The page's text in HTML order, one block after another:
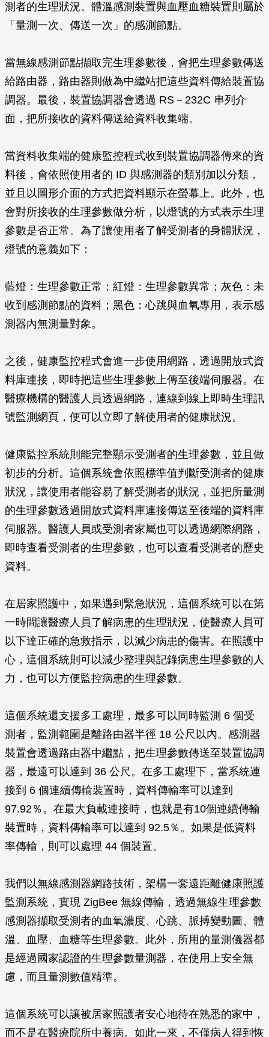
測者的生理狀況。體溫感測裝置與血壓血糖裝置則屬於
「量測一次、傳送一次」的感測節點。
當無線感測節點擷取完生理參數後，會把生理參數傳送
給路由器，路由器則做為中繼站把這些資料傳給裝置協
調器。最後，裝置協調器會透過 RS－232C 串列介
面，把所接收的資料傳送給資料收集端。
當資料收集端的健康監控程式收到裝置協調器傳來的資
料後，會依照使用者的 ID 與感測器的類別加以分類，
並且以圖形介面的方式把資料顯示在螢幕上。此外，也
會對所接收的生理參數做分析，以燈號的方式表示生理
參數是否正常。為了讓使用者了解受測者的身體狀況，
燈號的意義如下：
藍燈：生理參數正常；紅燈：生理參數異常；灰色：未
收到感測節點的資料；黑色：心跳與血氧專用，表示感
測器內無測量對象。
之後，健康監控程式會進一步使用網路，透過開放式資
料庫連接，即時把這些生理參數上傳至後端伺服器。在
醫療機構的醫護人員透過網路，連線到線上即時生理訊
號監測網頁，便可以立即了解使用者的健康狀況。
健康監控系統則能完整顯示受測者的生理參數，並且做
初步的分析。這個系統會依照標準值判斷受測者的健康
狀況，讓使用者能容易了解受測者的狀況，並把所量測
的生理參數透過開放式資料庫連接傳送至後端的資料庫
伺服器。醫護人員或受測者家屬也可以透過網際網路，
即時查看受測者的生理參數，也可以查看受測者的歷史
資料。
在居家照護中，如果遇到緊急狀況，這個系統可以在第
一時間讓醫療人員了解病患的生理狀況，使醫療人員可
以下達正確的急救指示，以減少病患的傷害。在照護中
心，這個系統則可以減少整理與記錄病患生理參數的人
力，也可以方便監控病患的生理參數。
這個系統還支援多工處理，最多可以同時監測 6 個受
測者，監測範圍是離路由器半徑 18 公尺以內。感測器
裝置會透過路由器中繼點，把生理參數傳送至裝置協調
器，最遠可以達到 36 公尺。在多工處理下，當系統連
接到 6 個連續傳輸裝置時，資料傳輸率可以達到
97.92％。在最大負載連接時，也就是有10個連續傳輸
裝置時，資料傳輸率可以達到 92.5％。如果是低資料
率傳輸，則可以處理 44 個裝置。
我們以無線感測器網路技術，架構一套遠距離健康照護
監測系統，實現 ZigBee 無線傳輸，透過無線生理參數
感測器擷取受測者的血氧濃度、心跳、脈搏變動圖、體
溫、血壓、血糖等生理參數。此外，所用的量測儀器都
是經過國家認證的生理參數量測器，在使用上安全無
慮，而且量測數值精準。
這個系統可以讓被居家照護者安心地待在熟悉的家中，
而不是在醫療院所中養病。如此一來，不僅病人得到恢